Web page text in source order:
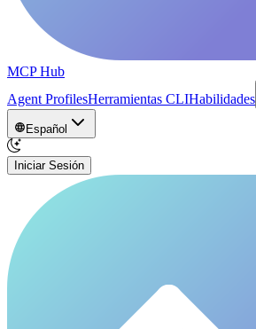
MCP Hub
Agent ProfilesHerramientas CLIHabilidades
Español
Iniciar Sesión